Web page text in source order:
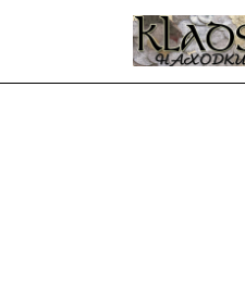
О блоге